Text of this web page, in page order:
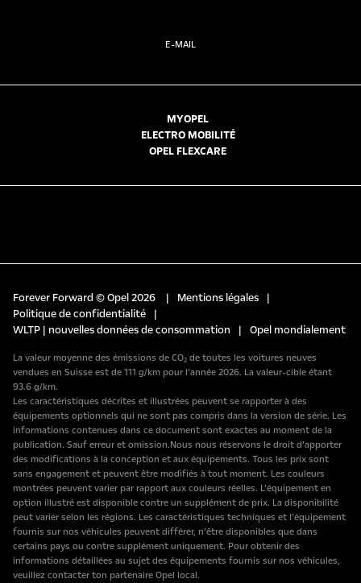
E-MAIL
MYOPEL
ELECTRO MOBILITÉ
OPEL FLEXCARE
Forever Forward © Opel 2026 | Mentions légales
|
Politique de confidentialité
|
WLTP | nouvelles données de consommation
| Opel mondialement
La valeur moyenne des émissions de CO₂ de toutes les voitures neuves
vendues en Suisse est de 111 g/km pour l’année 2026. La valeur-cible étant
93.6 g/km.
Les caractéristiques décrites et illustrées peuvent se rapporter à des
équipements optionnels qui ne sont pas compris dans la version de série. Les
informations contenues dans ce document sont exactes au moment de la
publication. Sauf erreur et omission.Nous nous réservons le droit d’apporter
des modifications à la conception et aux équipements. Tous les prix sont
sans engagement et peuvent être modifiés à tout moment. Les couleurs
montrées peuvent varier par rapport aux couleurs réelles. L’équipement en
option illustré est disponible contre un supplément de prix. La disponibilité
peut varier selon les régions. Les caractéristiques techniques et l’équipement
fournis sur nos véhicules peuvent différer, n’être disponibles que dans
certains pays ou contre supplément uniquement. Pour obtenir des
informations détaillées au sujet des équipements fournis sur nos véhicules,
veuillez contacter ton partenaire Opel local.